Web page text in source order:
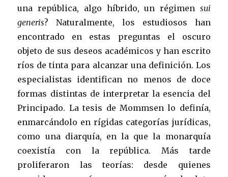
una república, algo híbrido, un régimen sui
generis? Naturalmente, los estudiosos han
encontrado en estas preguntas el oscuro
objeto de sus deseos académicos y han escrito
ríos de tinta para alcanzar una definición. Los
especialistas identifican no menos de doce
formas distintas de interpretar la esencia del
Principado. La tesis de Mommsen lo definía,
enmarcándolo en rígidas categorías jurídicas,
como una diarquía, en la que la monarquía
coexistía con la república. Más tarde
proliferaron las teorías: desde quienes